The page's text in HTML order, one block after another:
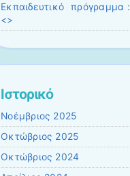
Εκπαιδευτικό πρόγραμμα :
<>
Ιστορικό
Νοέμβριος 2025
Οκτώβριος 2025
Οκτώβριος 2024